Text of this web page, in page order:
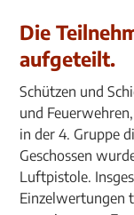
Die
aufgeteilt.
Schützen und
und
in der 4. Gruppe
Geschossen
Luftpistole.
Einzelwertungen